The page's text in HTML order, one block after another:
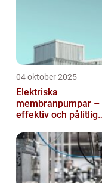
04 oktober 2025
Elektriska
membranpumpar –
effektiv och pålitlig